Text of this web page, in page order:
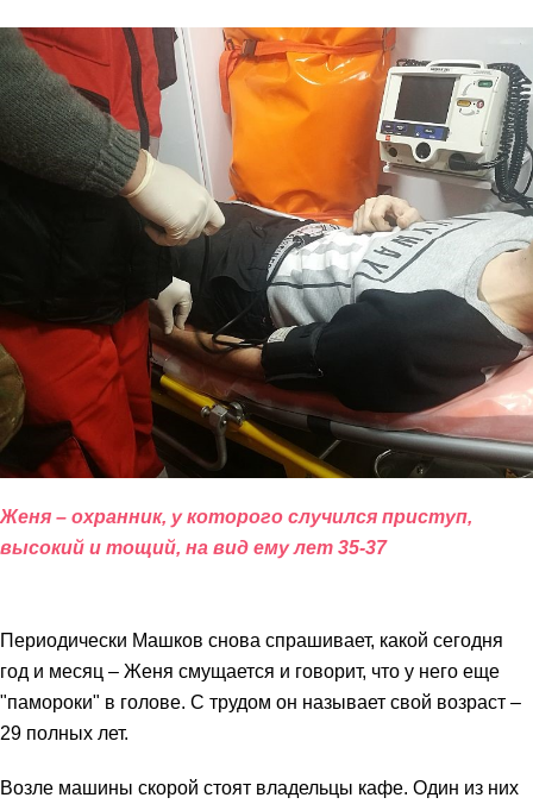
Женя – охранник, у которого случился приступ,
высокий и тощий, на вид ему лет 35-37
Периодически Машков снова спрашивает, какой сегодня
год и месяц – Женя смущается и говорит, что у него еще
"памороки" в голове. С трудом он называет свой возраст –
29 полных лет.
Возле машины скорой стоят владельцы кафе. Один из них